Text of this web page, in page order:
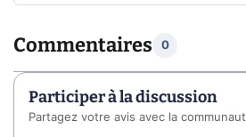
Commentaires 0
Participer à la discussion
Partagez votre avis avec la